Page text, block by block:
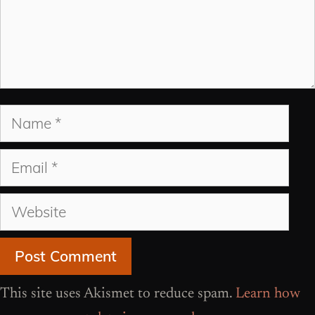
Name
Email
Website
This site uses Akismet to reduce spam. Learn how